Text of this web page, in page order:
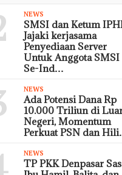
NEWS
SMSI dan Ketum
Jajaki kerjasama
Penyediaan Server
Untuk Anggota SMSI
Se-Ind…
NEWS
Ada Potensi Dana Rp
10.000 Triliun di
Negeri, Momentum
Perkuat PSN dan
NEWS
TP PKK Denpasar